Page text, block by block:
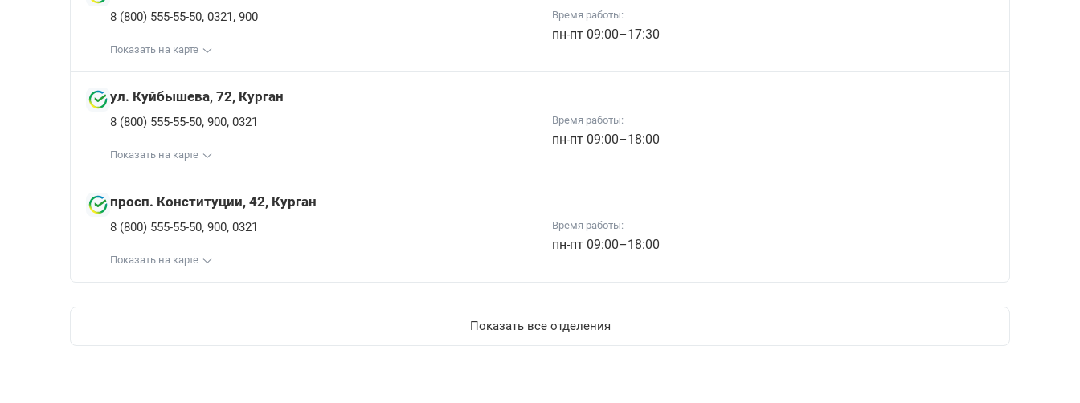
8 (800) 555-55-50, 0321, 900 Время работы:
пн-пт 09:00–17:30
Показать на карте
ул. Куйбышева, 72, Курган
8 (800) 555-55-50, 900, 0321 Время работы:
пн-пт 09:00–18:00
Показать на карте
просп. Конституции, 42, Курган
8 (800) 555-55-50, 900, 0321 Время работы:
пн-пт 09:00–18:00
Показать на карте
Показать все отделения